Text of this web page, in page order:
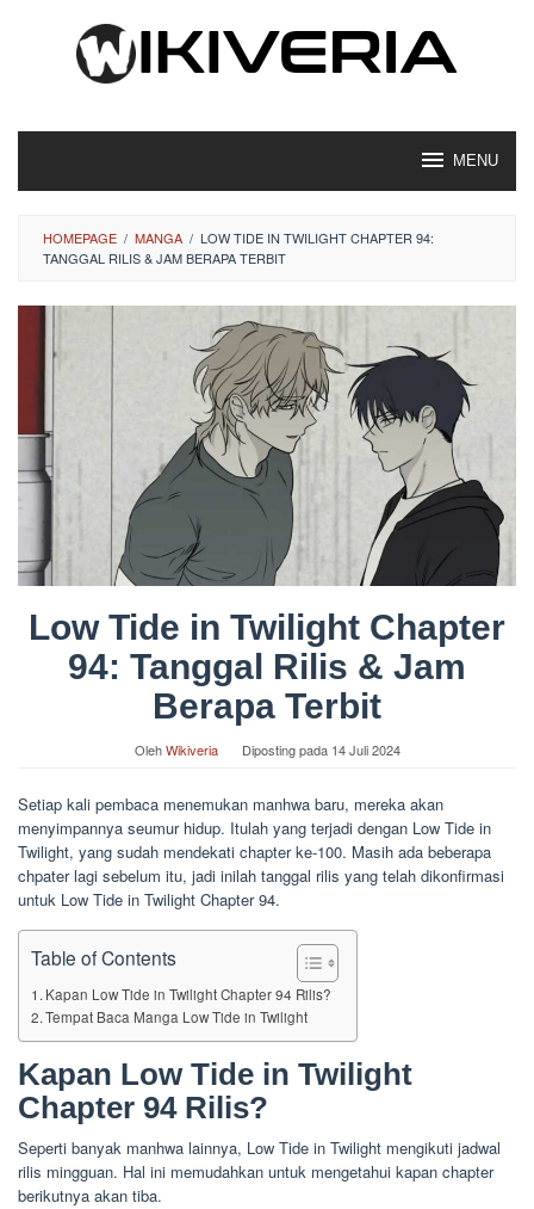
MENU
HOMEPAGE / MANGA / LOW TIDE IN TWILIGHT CHAPTER 94:
TANGGAL RILIS & JAM BERAPA TERBIT
Low Tide in Twilight Chapter
94: Tanggal Rilis & Jam
Berapa Terbit
OlehWikiveria Diposting pada 14 Juli 2024
Setiap kali pembaca menemukan manhwa baru, mereka akan
menyimpannya seumur hidup. Itulah yang terjadi dengan Low Tide in
Twilight, yang sudah mendekati chapter ke-100. Masih ada beberapa
chpater lagi sebelum itu, jadi inilah tanggal rilis yang telah dikonfirmasi
untuk Low Tide in Twilight Chapter 94.
Table of Contents
Kapan Low Tide in Twilight Chapter 94 Rilis?
Tempat Baca Manga Low Tide in Twilight
Kapan Low Tide in Twilight
Chapter 94 Rilis?
Seperti banyak manhwa lainnya, Low Tide in Twilight mengikuti jadwal
rilis mingguan. Hal ini memudahkan untuk mengetahui kapan chapter
berikutnya akan tiba.